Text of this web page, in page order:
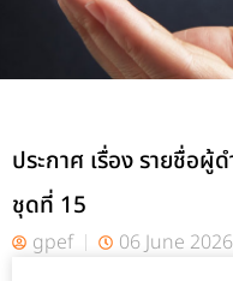
ประกาศ เรื่อง รายชื่อ
ชุดที่ 15
gpef 06 June 2026